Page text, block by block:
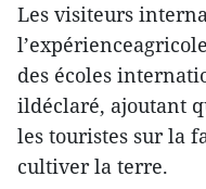
Les visiteurs
des écoles
ildéclaré, ajoutant
les touristes sur la
cultiver la terre.